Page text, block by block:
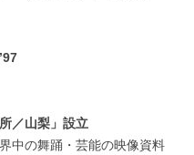
／山梨」設立
中の舞踊・芸能の映像資料